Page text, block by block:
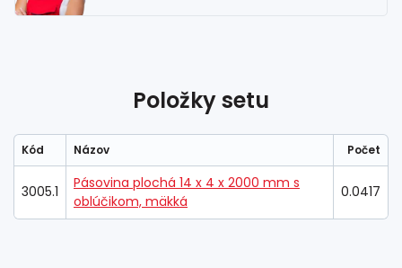
Položky setu
Kód Názov Počet
3005.1
Pásovina plochá 14 x 4 x 2000 mm s
oblúčikom, mäkká
0.0417